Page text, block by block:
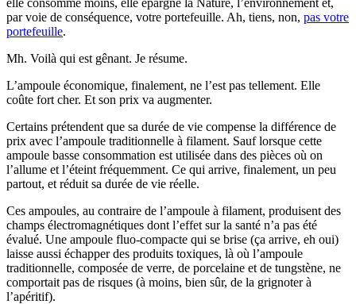
par voie de conséquence, votre portefeuille. Ah, tiens, non, pas votre
portefeuille.
Mh. Voilà qui est gênant. Je résume.
L’ampoule économique, finalement, ne l’est pas tellement. Elle
coûte fort cher. Et son prix va augmenter.
Certains prétendent que sa durée de vie compense la différence de
prix avec l’ampoule traditionnelle à filament. Sauf lorsque cette
ampoule basse consommation est utilisée dans des pièces où on
l’allume et l’éteint fréquemment. Ce qui arrive, finalement, un peu
partout, et réduit sa durée de vie réelle.
Ces ampoules, au contraire de l’ampoule à filament, produisent des
champs électromagnétiques dont l’effet sur la santé n’a pas été
évalué. Une ampoule fluo-compacte qui se brise (ça arrive, eh oui)
laisse aussi échapper des produits toxiques, là où l’ampoule
traditionnelle, composée de verre, de porcelaine et de tungstène, ne
comportait pas de risques (à moins, bien sûr, de la grignoter à
l’apéritif).